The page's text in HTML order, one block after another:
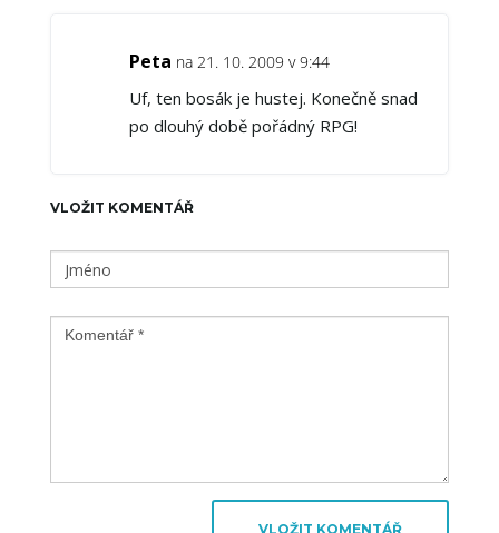
Peta na 21. 10. 2009 v 9:44
Uf, ten bosák je hustej. Konečně snad
po dlouhý době pořádný RPG!
VLOŽIT KOMENTÁŘ